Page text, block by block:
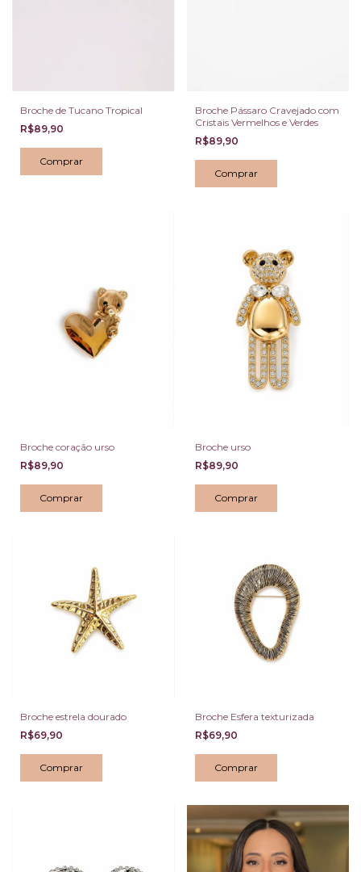
Broche de Tucano Tropical
R$89,90
Broche Pássaro Cravejado com
Cristais Vermelhos e Verdes
R$89,90
Broche coração urso
R$89,90
Broche urso
R$89,90
Broche estrela dourado
R$69,90
Broche Esfera texturizada
R$69,90